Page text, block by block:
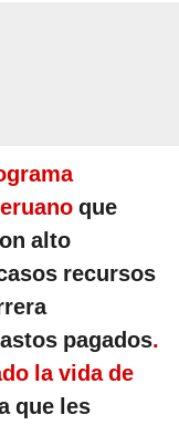
que
alto
recursos
pagados.
la vida de
que les